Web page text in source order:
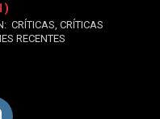
CRÍTICAS, CRÍTICAS
RECENTES